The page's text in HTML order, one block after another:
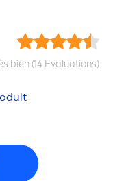
bien (14 Evaluations)